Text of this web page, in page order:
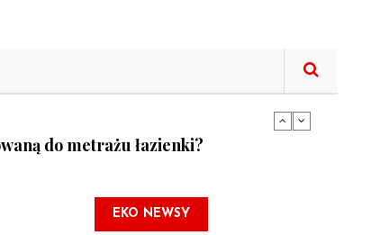
do metrażu łazienki?
funkcje lodówekEKO NEWSY